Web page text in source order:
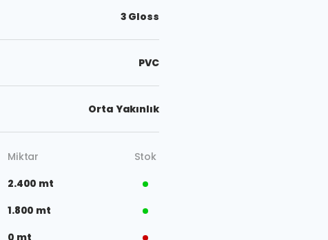
3 Gloss
PVC
Orta Yakınlık
Miktar
Stok
2.400 mt
1.800 mt
0 mt